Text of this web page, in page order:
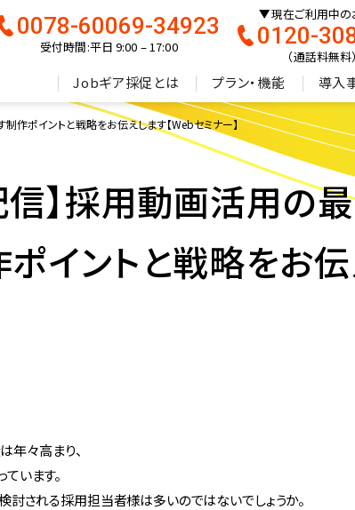
0078-60069-34923
受付時間:平日 9:00 – 17:00
現在ご利用中の
0120-
（通話料無料）
Jobギア採促とは プラン・機能 導入
作ポイントと戦略をお伝えします【Webセミナー】
信】採用動画活用の
イントと戦略をお伝
々高まり、
います。
される採用担当者様は多いのではないでしょうか。